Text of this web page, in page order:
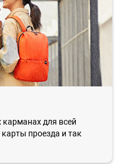
для всей
проезда и так